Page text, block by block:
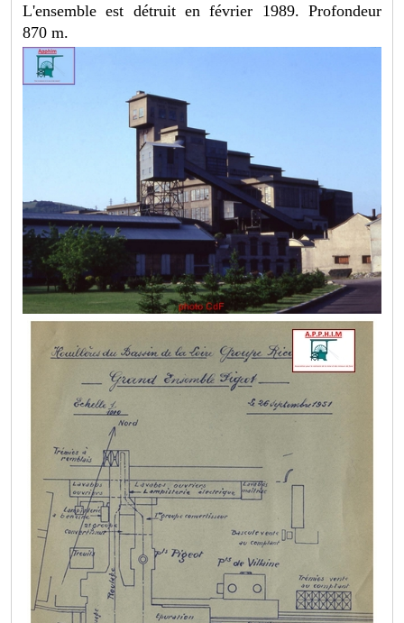
L'ensemble est détruit en février 1989. Profondeur
870 m.